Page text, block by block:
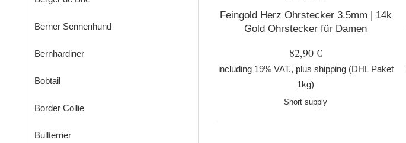
Feingold Herz Ohrstecker 3.5mm | 14k
Gold Ohrstecker für Damen
82,90 €
including 19% VAT., plus shipping (DHL Paket
1kg)
Short supply
Berner Sennenhund
Bernhardiner
Bobtail
Border Collie
Bullterrier